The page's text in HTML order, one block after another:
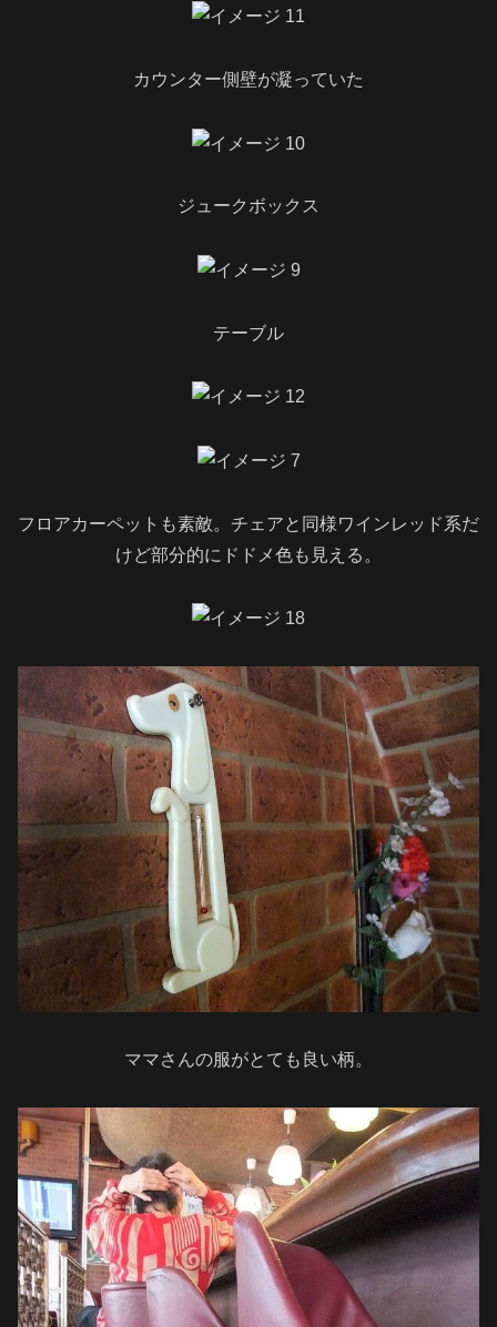
カウンター側壁が凝っていた
ジュークボックス
テーブル
フロアカーペットも素敵。チェアと同様ワインレッド系だ
けど部分的にドドメ色も見える。
ママさんの服がとても良い柄。